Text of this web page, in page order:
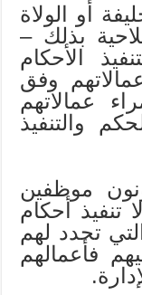
أو الولاة
بذلك –
الأحكام
وفق
عمالاتهم
والتنفيذ
موظفين
تنفيذ أحكام
تحدد لهم
فأعمالهم